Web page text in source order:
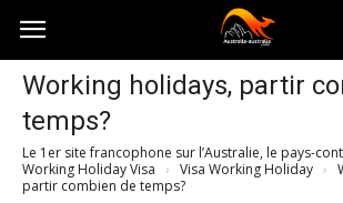
Australia-
australie.com
Working holidays, partir
temps?
Le 1er site francophone sur l’Australie, le pays-
Working Holiday Visa › Visa Working Holiday ›
partir combien de temps?